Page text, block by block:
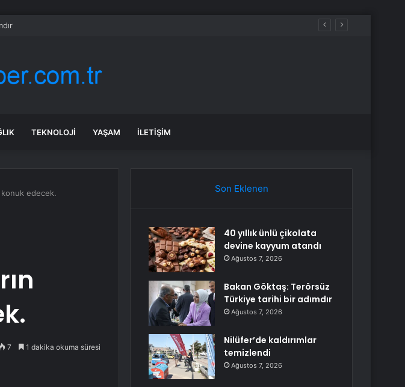
TEKNOLOJI YAŞAM İLETIŞIM
konuk edecek.
7 1 dakika okuma süresi
Son Eklenen
40 yıllık ünlü çikolata
devine kayyum atandı
Ağustos 7, 2026
Bakan Göktaş: Terörsüz
Türkiye tarihi bir adımdır
Ağustos 7, 2026
Nilüfer’de kaldırımlar
temizlendi
Ağustos 7, 2026